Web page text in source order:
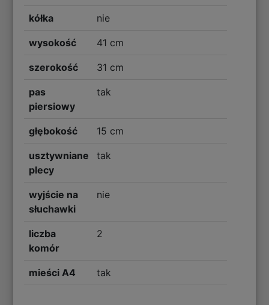
kółka nie
wysokość 41 cm
szerokość 31 cm
pas
piersiowy
tak
głębokość 15 cm
usztywniane
plecy
tak
wyjście na
słuchawki
nie
liczba
komór
2
mieści A4 tak